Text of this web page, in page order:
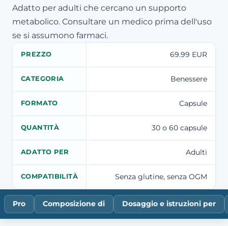
Adatto per adulti che cercano un supporto
metabolico. Consultare un medico prima dell'uso
se si assumono farmaci.
PREZZO 69.99 EUR
CATEGORIA Benessere
FORMATO Capsule
QUANTITÀ 30 o 60 capsule
ADATTO PER Adulti
COMPATIBILITÀ Senza glutine, senza OGM
Pro Composizione di Dosaggio e istruzioni per